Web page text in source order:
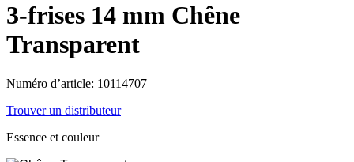
3-frises 14 mm Chêne
Transparent
Numéro d’article: 10114707
Trouver un distributeur
Essence et couleur